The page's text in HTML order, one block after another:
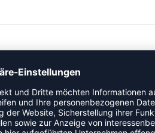
Trainingsjacke. Eine
Teil der hummel Pulse-Kollektion.